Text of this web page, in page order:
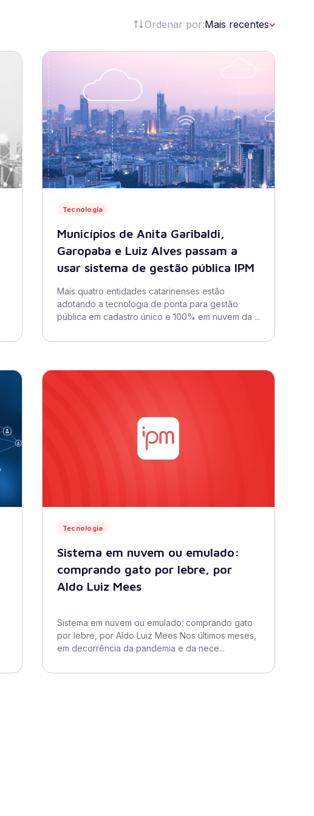
*
Receber newsletter
Ordenar por:Mais recentes
Tecnologia
Municípios de Anita Garibaldi,
Garopaba e Luiz Alves passam a
usar sistema de gestão pública IPM
Mais quatro entidades catarinenses estão
adotando a tecnologia de ponta para gestão
pública em cadastro único e 100% em nuvem da ...
Tecnologia
Sistema em nuvem ou emulado:
comprando gato por lebre, por
Aldo Luiz Mees
Sistema em nuvem ou emulado: comprando gato
por lebre, por Aldo Luiz Mees Nos últimos meses,
em decorrência da pandemia e da nece...